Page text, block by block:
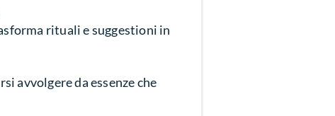
rituali e suggestioni in
avvolgere da essenze che